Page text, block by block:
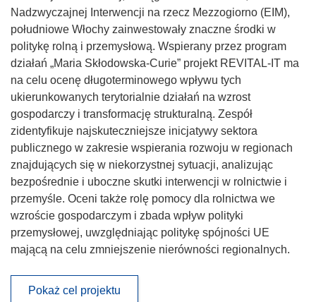
Nadzwyczajnej Interwencji na rzecz Mezzogiorno (EIM),
południowe Włochy zainwestowały znaczne środki w
politykę rolną i przemysłową. Wspierany przez program
działań „Maria Skłodowska-Curie” projekt REVITAL-IT ma
na celu ocenę długoterminowego wpływu tych
ukierunkowanych terytorialnie działań na wzrost
gospodarczy i transformację strukturalną. Zespół
zidentyfikuje najskuteczniejsze inicjatywy sektora
publicznego w zakresie wspierania rozwoju w regionach
znajdujących się w niekorzystnej sytuacji, analizując
bezpośrednie i uboczne skutki interwencji w rolnictwie i
przemyśle. Oceni także rolę pomocy dla rolnictwa we
wzroście gospodarczym i zbada wpływ polityki
przemysłowej, uwzględniając politykę spójności UE
mającą na celu zmniejszenie nierówności regionalnych.
Pokaż cel projektu